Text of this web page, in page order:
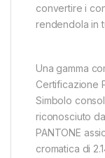
convertire i
rendendola in
Una gamma
Certificazione
Simbolo
riconosciuto
PANTONE
cromatica di